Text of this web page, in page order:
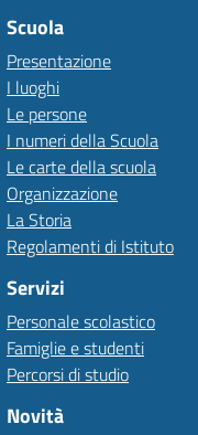
Scuola
Presentazione
I luoghi
Le persone
I numeri della Scuola
Le carte della scuola
Organizzazione
La Storia
Regolamenti di Istituto
Servizi
Personale scolastico
Famiglie e studenti
Percorsi di studio
Novità